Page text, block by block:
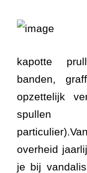
kapotte
banden,
opzettelijk
overheid
je bij